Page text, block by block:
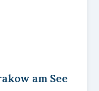
am See